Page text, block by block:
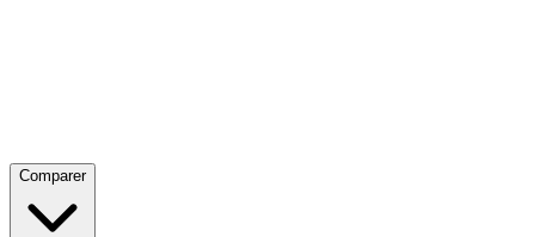
Comparer